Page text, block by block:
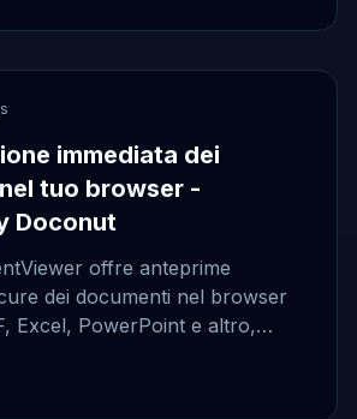
immediata dei
tuo browser -
Doconut
offre anteprime
dei documenti nel browser
Excel, PowerPoint e altro,